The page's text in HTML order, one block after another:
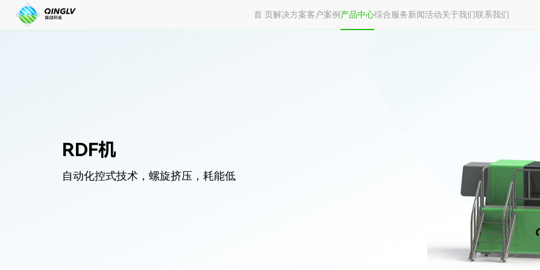
首 页解决方案客户案例 产品中心综合服务新闻活动关于我们联系我们
RDF机
自动化控式技术，螺旋挤压，耗能低